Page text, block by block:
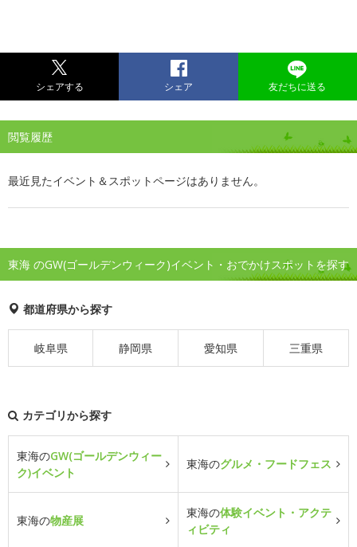
シェアする シェア 友だちに送る
閲覧履歴
最近見たイベント＆スポットページはありません。
東海 のGW(ゴールデンウィーク)イベント・おでかけスポットを探す
都道府県から探す
岐阜県 静岡県 愛知県 三重県
カテゴリから探す
東海のGW(ゴールデンウィー
ク)イベント
東海のグルメ・フードフェス
東海の物産展
東海の体験イベント・アクテ
ィビティ